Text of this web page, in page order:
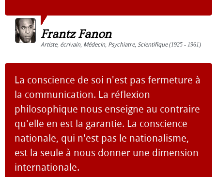
Frantz Fanon
Artiste, écrivain, Médecin, Psychiatre, Scientifique(1925 - 1961)
La conscience de soi n'est pas fermeture à
la communication. La réflexion
philosophique nous enseigne au contraire
qu'elle en est la garantie. La conscience
nationale, qui n'est pas le nationalisme,
est la seule à nous donner une dimension
internationale.